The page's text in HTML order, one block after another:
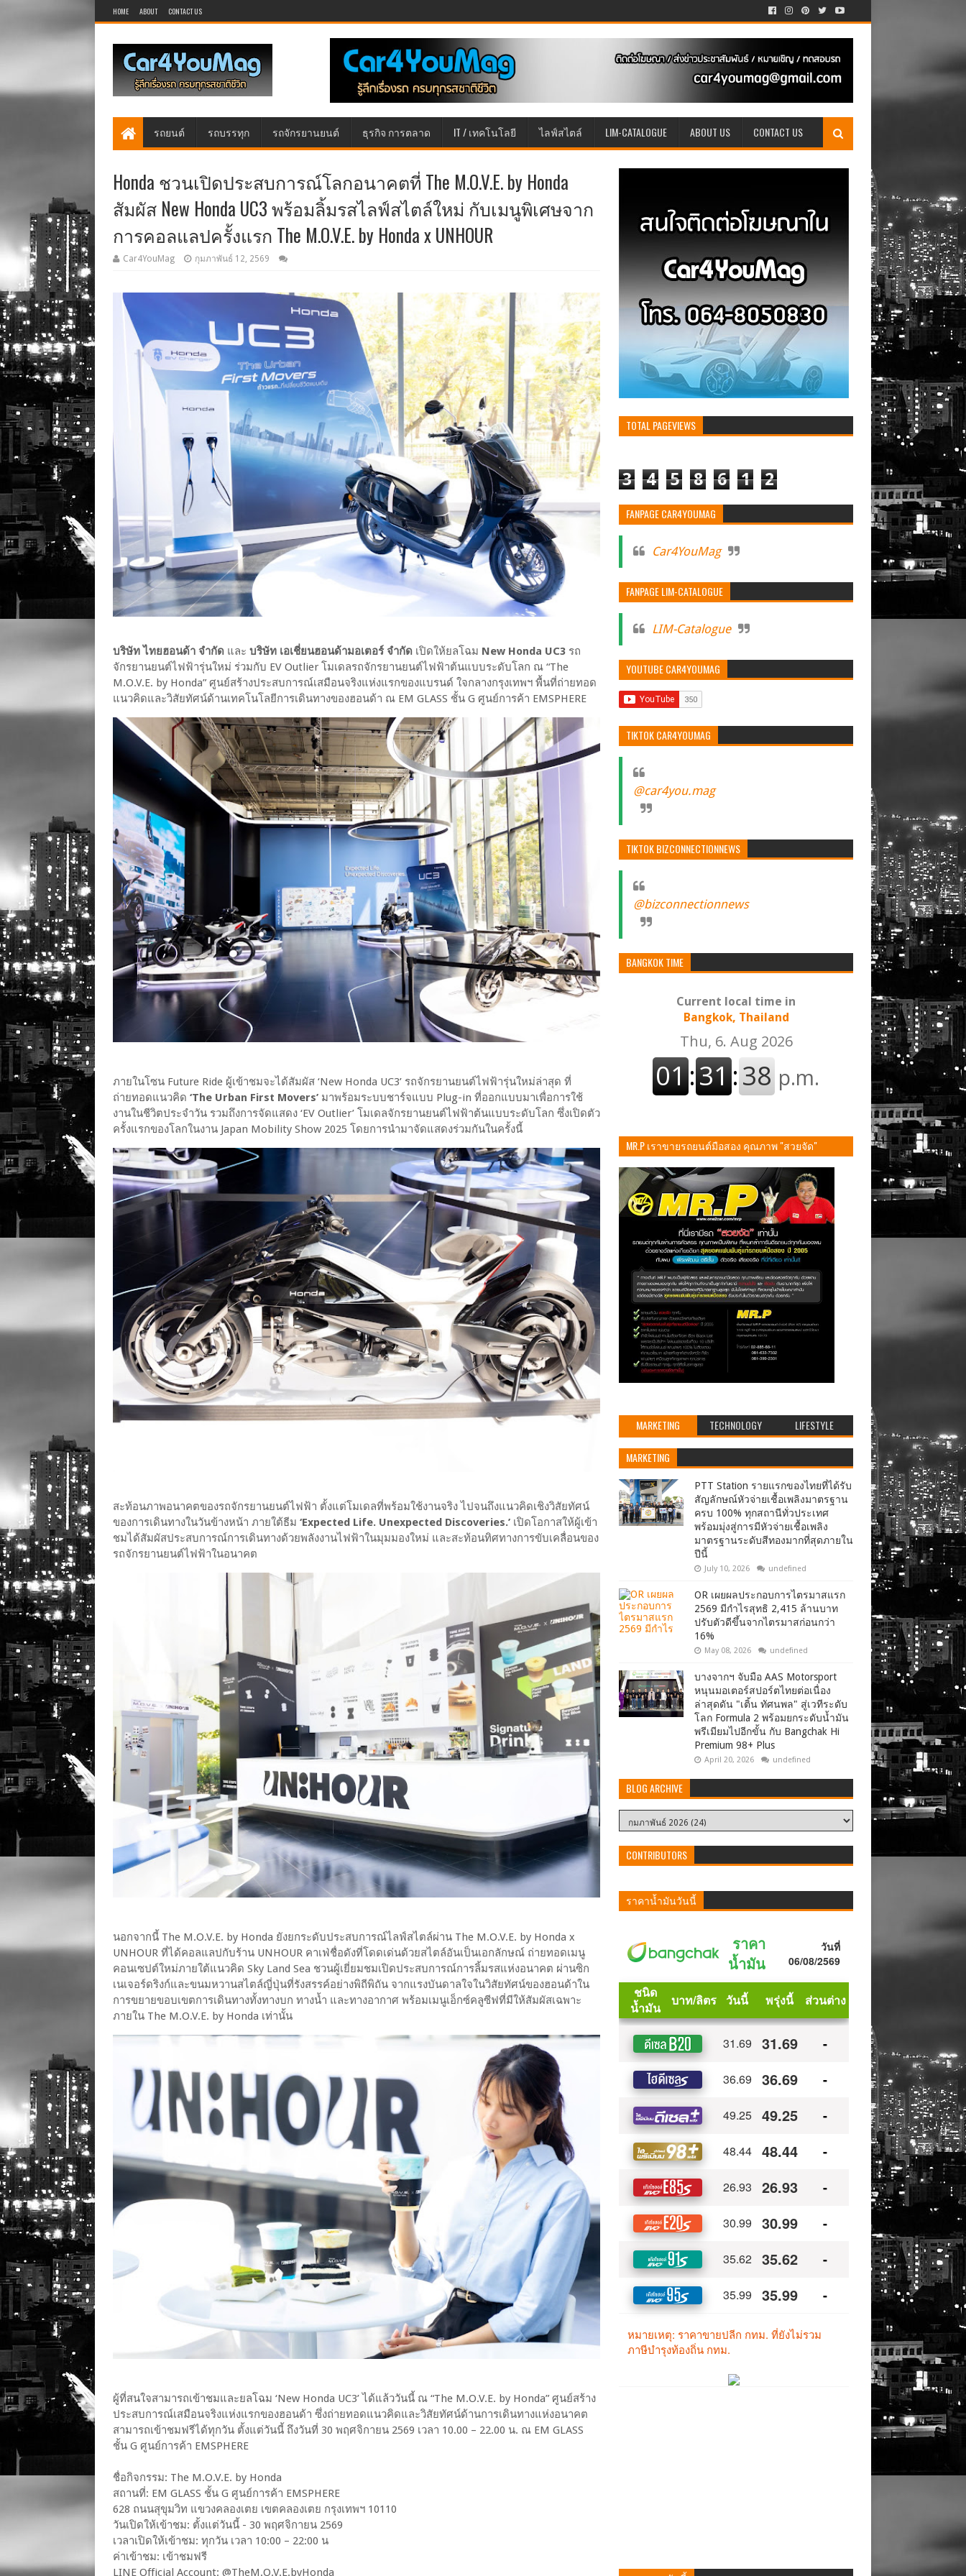
HOME ABOUT CONTACT US
รถยนต์ รถบรรทุก รถจักรยานยนต์ ธุรกิจ การตลาด IT / เทคโนโลยี ไลฟ์สไตล์ LIM-CATALOGUE ABOUT US CONTACT US
Honda ชวนเปิดประสบการณ์โลกอนาคตที่ The M.O.V.E. by Honda
สัมผัส New Honda UC3 พร้อมลิ้มรสไลฟ์สไตล์ใหม่ กับเมนูพิเศษจาก
การคอลแลปครั้งแรก The M.O.V.E. by Honda x UNHOUR
Car4YouMag กุมภาพันธ์ 12, 2569
บริษัท ไทยฮอนด้า จำกัด และ บริษัท เอเชี่ยนฮอนด้ามอเตอร์ จำกัด เปิดให้ยลโฉม New Honda UC3 รถ
จักรยานยนต์ไฟฟ้ารุ่นใหม่ ร่วมกับ EV Outlier โมเดลรถจักรยานยนต์ไฟฟ้าต้นแบบระดับโลก ณ “The
M.O.V.E. by Honda” ศูนย์สร้างประสบการณ์เสมือนจริงแห่งแรกของแบรนด์ ใจกลางกรุงเทพฯ พื้นที่ถ่ายทอด
แนวคิดและวิสัยทัศน์ด้านเทคโนโลยีการเดินทางของฮอนด้า ณ EM GLASS ชั้น G ศูนย์การค้า EMSPHERE
ภายในโซน Future Ride ผู้เข้าชมจะได้สัมผัส ‘New Honda UC3’ รถจักรยานยนต์ไฟฟ้ารุ่นใหม่ล่าสุด ที่
ถ่ายทอดแนวคิด ‘The Urban First Movers’ มาพร้อมระบบชาร์จแบบ Plug-in ที่ออกแบบมาเพื่อการใช้
งานในชีวิตประจำวัน รวมถึงการจัดแสดง ‘EV Outlier’ โมเดลจักรยานยนต์ไฟฟ้าต้นแบบระดับโลก ซึ่งเปิดตัว
ครั้งแรกของโลกในงาน Japan Mobility Show 2025 โดยการนำมาจัดแสดงร่วมกันในครั้งนี้
สะท้อนภาพอนาคตของรถจักรยานยนต์ไฟฟ้า ตั้งแต่โมเดลที่พร้อมใช้งานจริง ไปจนถึงแนวคิดเชิงวิสัยทัศน์
ของการเดินทางในวันข้างหน้า ภายใต้ธีม ‘Expected Life. Unexpected Discoveries.’ เปิดโอกาสให้ผู้เข้า
ชมได้สัมผัสประสบการณ์การเดินทางด้วยพลังงานไฟฟ้าในมุมมองใหม่ และสะท้อนทิศทางการขับเคลื่อนของ
รถจักรยานยนต์ไฟฟ้าในอนาคต
นอกจากนี้ The M.O.V.E. by Honda ยังยกระดับประสบการณ์ไลฟ์สไตล์ผ่าน The M.O.V.E. by Honda x
UNHOUR ที่ได้คอลแลปกับร้าน UNHOUR คาเฟ่ชื่อดังที่โดดเด่นด้วยสไตล์อันเป็นเอกลักษณ์ ถ่ายทอดเมนู
คอนเซปต์ใหม่ภายใต้แนวคิด Sky Land Sea ชวนผู้เยี่ยมชมเปิดประสบการณ์การลิ้มรสแห่งอนาคต ผ่านซิก
เนเจอร์ดริงก์และขนมหวานสไตล์ญี่ปุ่นที่รังสรรค์อย่างพิถีพิถัน จากแรงบันดาลใจในวิสัยทัศน์ของฮอนด้าใน
การขยายขอบเขตการเดินทางทั้งทางบก ทางน้ำ และทางอากาศ พร้อมเมนูเอ็กซ์คลูซีฟที่มีให้สัมผัสเฉพาะ
ภายใน The M.O.V.E. by Honda เท่านั้น
ผู้ที่สนใจสามารถเข้าชมและยลโฉม ‘New Honda UC3’ ได้แล้ววันนี้ ณ “The M.O.V.E. by Honda” ศูนย์สร้าง
ประสบการณ์เสมือนจริงแห่งแรกของฮอนด้า ซึ่งถ่ายทอดแนวคิดและวิสัยทัศน์ด้านการเดินทางแห่งอนาคต
สามารถเข้าชมฟรีได้ทุกวัน ตั้งแต่วันนี้ ถึงวันที่ 30 พฤศจิกายน 2569 เวลา 10.00 – 22.00 น. ณ EM GLASS
ชั้น G ศูนย์การค้า EMSPHERE
ชื่อกิจกรรม: The M.O.V.E. by Honda
สถานที่: EM GLASS ชั้น G ศูนย์การค้า EMSPHERE
628 ถนนสุขุมวิท แขวงคลองเตย เขตคลองเตย กรุงเทพฯ 10110
วันเปิดให้เข้าชม: ตั้งแต่วันนี้ - 30 พฤศจิกายน 2569
เวลาเปิดให้เข้าชม: ทุกวัน เวลา 10:00 – 22:00 น
ค่าเข้าชม: เข้าชมฟรี
LINE Official Account: @TheM.O.V.E.byHonda
TOTAL PAGEVIEWS
3 4 5 8 6 1 2
FANPAGE CAR4YOUMAG
YOUTUBE CAR4YOUMAG
TIKTOK CAR4YOUMAG
TIKTOK BIZCONNECTIONNEWS
BANGKOK TIME
Current local time in
MARKETING TECHNOLOGY LIFESTYLE
MARKETING
PTT Station รายแรกของไทยที่ได้รับ
พร้อมมุ่งสู่การมีหัวจ่ายเชื้อเพลิง
มาตรฐานระดับสีทองมากที่สุดภายใน
ปีนี้
July 10, 2026 undefined
OR เผยผลประกอบการไตรมาสแรก
2569 มีกำไรสุทธิ 2,415 ล้านบาท
16%
May 08, 2026 undefined
บางจากฯ จับมือ AAS Motorsport
หนุนมอเตอร์สปอร์ตไทยต่อเนื่อง
โลก Formula 2 พร้อมยกระดับน้ำมัน
พรีเมียมไปอีกขั้น กับ Bangchak Hi
Premium 98+ Plus
April 20, 2026 undefined
CONTRIBUTORS
ราคาน้ำมันวันนี้